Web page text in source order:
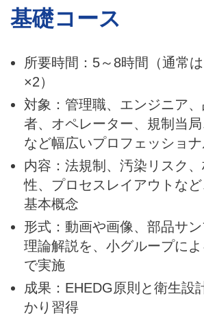
基礎コース
所要時間：5～8時間（通常
×2）
対象：管理職、エンジニア
者、オペレーター、規制当
など幅広いプロフェッショ
内容：法規制、汚染リスク
性、プロセスレイアウトな
基本概念
形式：動画や画像、部品サ
理論解説を、小グループに
で実施
成果：EHEDG原則と衛生設
かり習得